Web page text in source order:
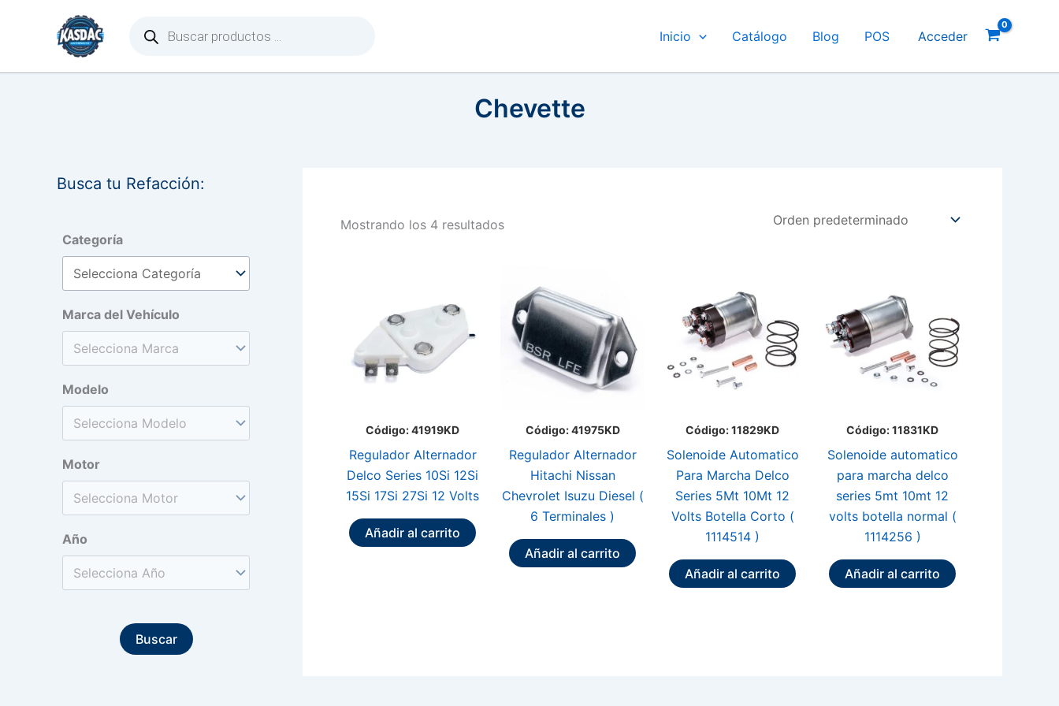
contenido
productos
Inicio Catálogo Blog POS Acceder
Chevette
Busca tu Refacción:
Categoría
Marca del Vehículo
Modelo
Motor
Año
Buscar
Mostrando los 4 resultados
Código: 41919KD
Regulador Alternador
Delco Series 10Si 12Si
15Si 17Si 27Si 12 Volts
Añadir al carrito
Código: 41975KD
Regulador Alternador
Hitachi Nissan
Chevrolet Isuzu Diesel (
6 Terminales )
Añadir al carrito
Código: 11829KD
Solenoide Automatico
Para Marcha Delco
Series 5Mt 10Mt 12
Volts Botella Corto (
1114514 )
Añadir al carrito
Código: 11831KD
Solenoide automatico
para marcha delco
series 5mt 10mt 12
volts botella normal (
1114256 )
Añadir al carrito